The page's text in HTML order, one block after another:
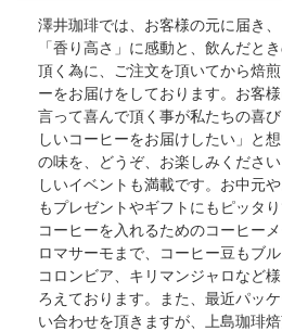
澤井珈琲では、お客様の元に届き
「香り高さ」に感動と、飲んだと
頂く為に、ご注文を頂いてから焙
ーをお届けをしております。お客
言って喜んで頂く事が私たちの喜
しいコーヒーをお届けしたい」と
の味を、どうぞ、お楽しみくださ
しいイベントも満載です。お中元
もプレゼントやギフトにもピッタ
コーヒーを入れるためのコーヒー
ロマサーモまで、コーヒー豆もブ
コロンビア、キリマンジャロなど
ろえております。また、最近パッ
い合わせを頂きますが、上島珈琲